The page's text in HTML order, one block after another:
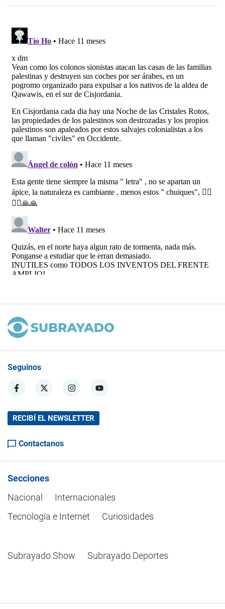
Seguinos
RECIBÍ EL NEWSLETTER
Contactanos
Secciones
Nacional
Internacionales
Tecnología e Internet
Curiosidades
Subrayado Show Subrayado Deportes